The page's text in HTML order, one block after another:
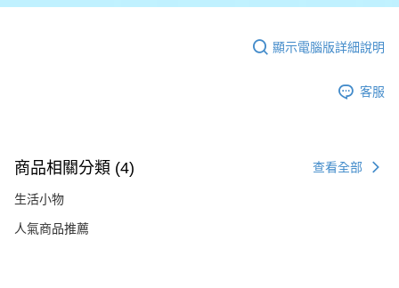
顯示電腦版詳細說明
客服
商品相關分類 (4) 查看全部
生活小物
人氣商品推薦